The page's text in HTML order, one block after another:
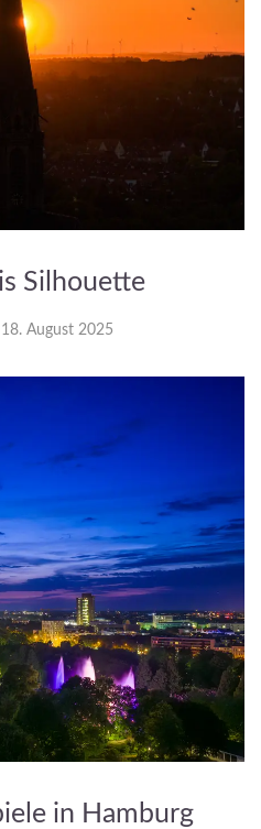
Silhouette
18. August 2025
in Hamburg